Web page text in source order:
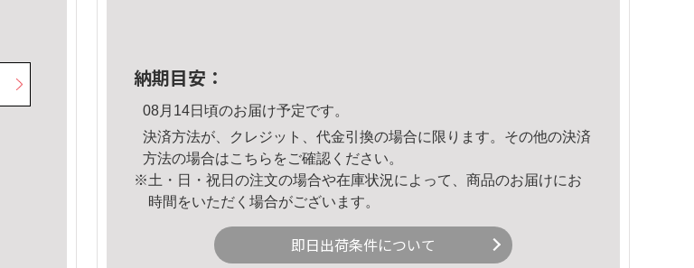
納期目安：
08月14日頃のお届け予定です。
決済方法が、クレジット、代金引換の場合に限ります。その他の決済
方法の場合はこちら をご確認ください。
※土・日・祝日の注文の場合や在庫状況によって、商品のお届けにお
時間をいただく場合がございます。
即日出荷条件について